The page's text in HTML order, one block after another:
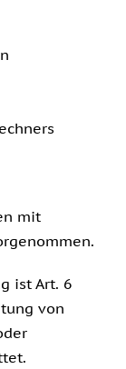
mit
ist Art. 6
von